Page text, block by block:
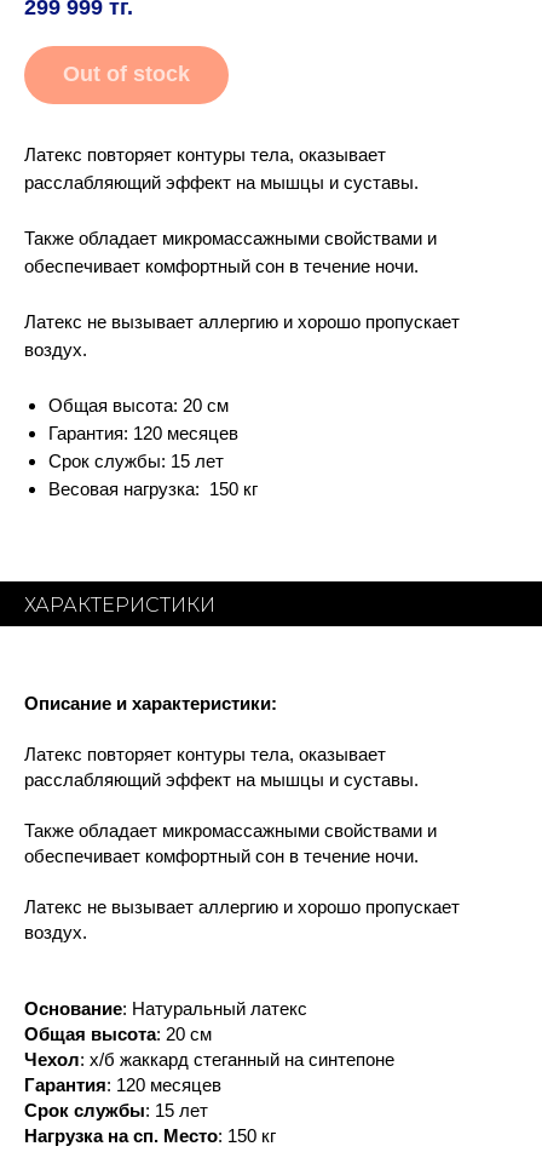
299 999 тг.
Out of stock
Латекс повторяет контуры тела, оказывает
расслабляющий эффект на мышцы и суставы.
Также обладает микромассажными свойствами и
обеспечивает комфортный сон в течение ночи.
Латекс не вызывает аллергию и хорошо пропускает
воздух.
Общая высота: 20 см
Гарантия: 120 месяцев
Срок службы: 15 лет
Весовая нагрузка: 150 кг
ХАРАКТЕРИСТИКИ
Описание и характеристики:
Латекс повторяет контуры тела, оказывает
расслабляющий эффект на мышцы и суставы.
Также обладает микромассажными свойствами и
обеспечивает комфортный сон в течение ночи.
Латекс не вызывает аллергию и хорошо пропускает
воздух.
Основание: Натуральный латекс
Общая высота: 20 см
Чехол: х/б жаккард стеганный на синтепоне
Гарантия: 120 месяцев
Срок службы: 15 лет
Нагрузка на сп. Место: 150 кг